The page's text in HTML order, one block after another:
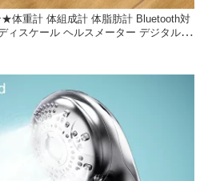
体重計 体組成計 体脂肪計 Bluetooth対
ィスケール ヘルスメーター デジタル体
精度 iOS/Android体脂肪率 BMI値 筋肉
定 体脂肪量骨量 内臓脂肪 タンパク質